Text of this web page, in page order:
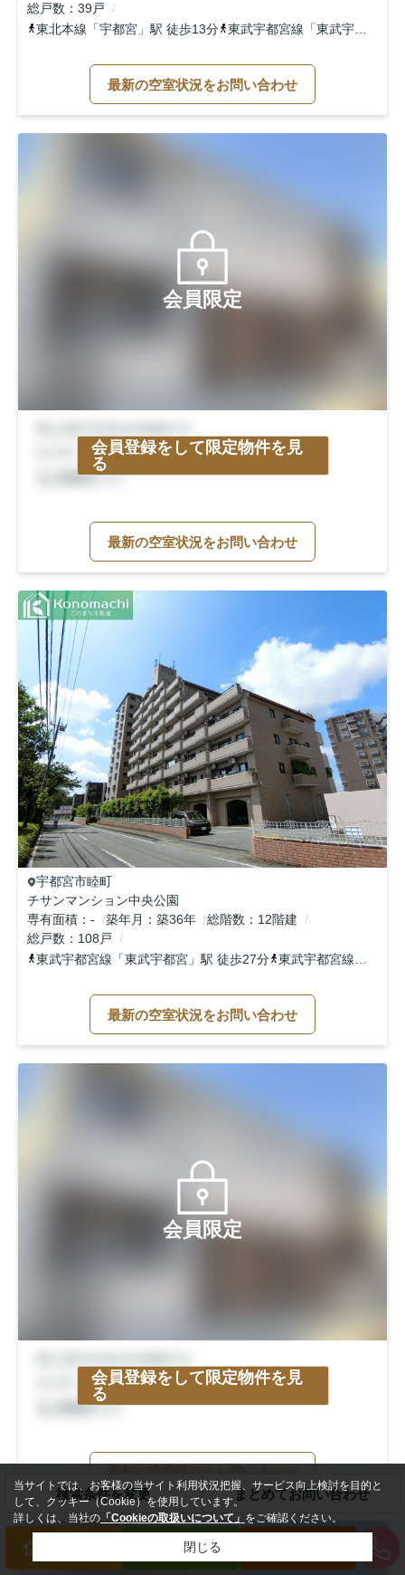
総戸数
39戸
東北本線 「宇都宮 」駅 徒歩13分 東武宇都宮線 「東武宇都宮
最新の空室状況をお問い合わせ
会員限定
会員登録をして限定物件を見
る
最新の空室状況をお問い合わせ
宇都宮市睦町
チサンマンション中央公園
専有面積
- 築年月 築36年 総階数
12階建
総戸数
108戸
東武宇都宮線 「東武宇都宮 」駅 徒歩27分 東武宇都宮線
最新の空室状況をお問い合わせ
会員限定
会員登録をして限定物件を見
る
検索条件を変更
まとめてお問い合わせ
売りたい方
当サイトでは、お客様の当サイト利用状況把握、サービス向上検討を目的と
して、クッキー（Cookie）を使用しています。
詳しくは、当社の 「Cookieの取扱いについて」 をご確認ください。
閉じる